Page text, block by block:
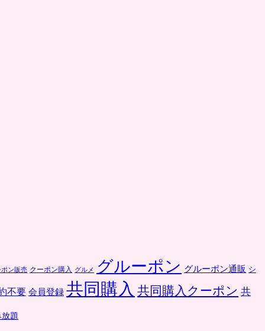
ポン販売 クーポン購入 グルメ グルーポン グルーポン通販 シ
不要 会員登録 共同購入 共同購入クーポン 共
題